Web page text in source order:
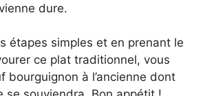
dure.
étapes simples et en prenant le
ce plat traditionnel, vous
bourguignon à l’ancienne dont